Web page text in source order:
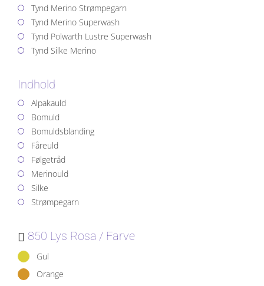
Tynd Merino Strømpegarn
Tynd Merino Superwash
Tynd Polwarth Lustre Superwash
Tynd Silke Merino
Indhold
Alpakauld
Bomuld
Bomuldsblanding
Fåreuld
Følgetråd
Merinould
Silke
Strømpegarn
850 Lys Rosa Farve
Gul
Orange